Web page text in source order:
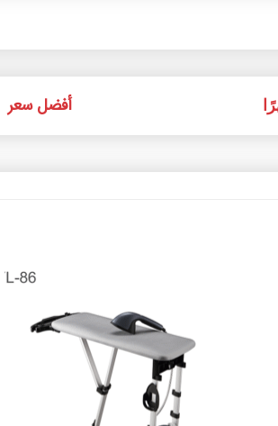
أفضل سعر
به
علاقه